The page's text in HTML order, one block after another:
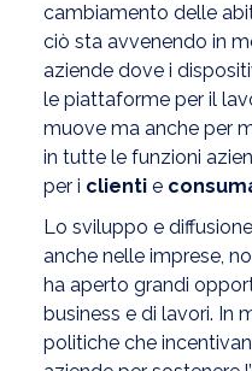
cambiamento delle
ciò sta avvenendo in
aziende dove i
le piattaforme per il
muove ma anche per
in tutte le funzioni
per i clienti e
Lo sviluppo e
anche nelle imprese,
ha aperto grandi
business e di lavori. In
politiche che